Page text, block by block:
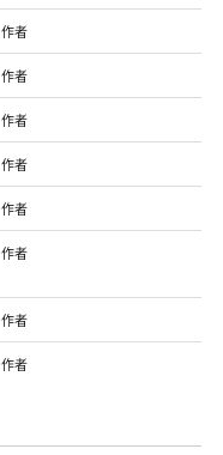
作者
作者
作者
作者
作者
作者
作者
作者